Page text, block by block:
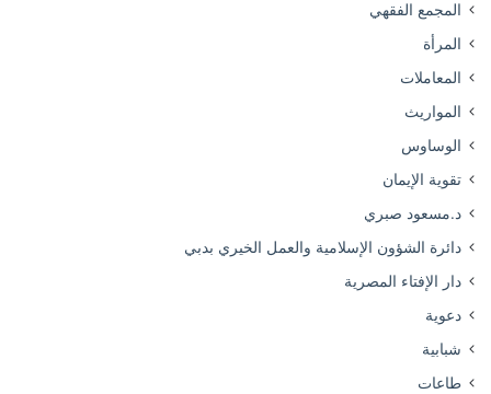
المجمع الفقهي
المرأة
المعاملات
المواريث
الوساوس
تقوية الإيمان
د.مسعود صبري
دائرة الشؤون الإسلامية والعمل الخيري بدبي
دار الإفتاء المصرية
دعوية
شبابية
طاعات